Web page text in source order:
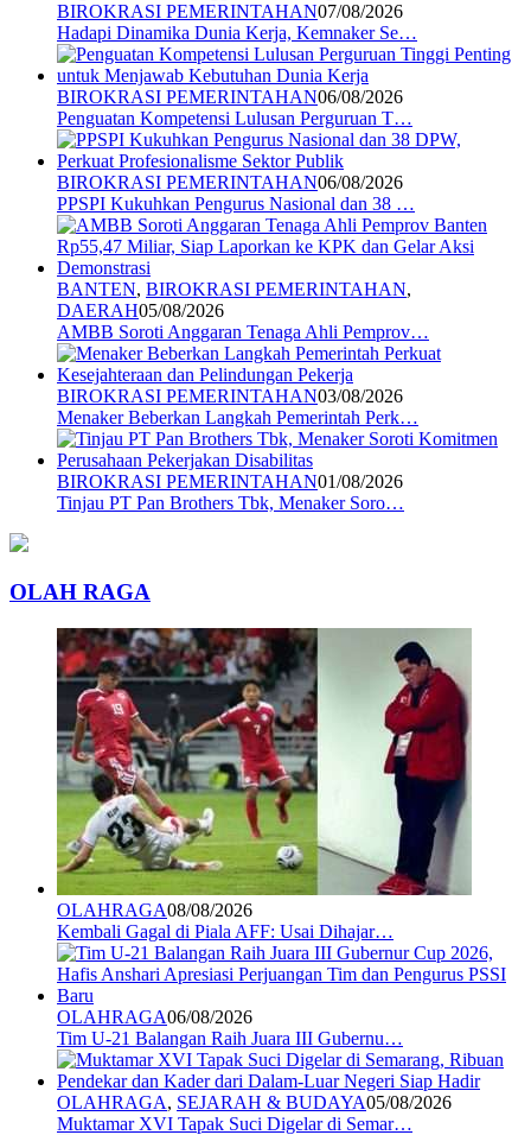
BIROKRASI PEMERINTAHAN07/08/2026
Hadapi Dinamika Dunia Kerja, Kemnaker Se…
BIROKRASI PEMERINTAHAN06/08/2026
Penguatan Kompetensi Lulusan Perguruan T…
BIROKRASI PEMERINTAHAN06/08/2026
PPSPI Kukuhkan Pengurus Nasional dan 38 …
BANTEN, BIROKRASI PEMERINTAHAN,
DAERAH05/08/2026
AMBB Soroti Anggaran Tenaga Ahli Pemprov…
BIROKRASI PEMERINTAHAN03/08/2026
Menaker Beberkan Langkah Pemerintah Perk…
BIROKRASI PEMERINTAHAN01/08/2026
Tinjau PT Pan Brothers Tbk, Menaker Soro…
OLAH RAGA
OLAHRAGA08/08/2026
Kembali Gagal di Piala AFF: Usai Dihajar…
OLAHRAGA06/08/2026
Tim U-21 Balangan Raih Juara III Gubernu…
OLAHRAGA, SEJARAH & BUDAYA05/08/2026
Muktamar XVI Tapak Suci Digelar di Semar…